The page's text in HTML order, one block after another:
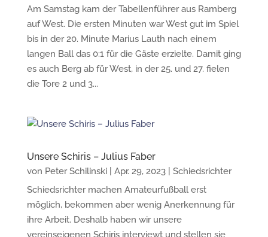
Am Samstag kam der Tabellenführer aus Ramberg
auf West. Die ersten Minuten war West gut im Spiel
bis in der 20. Minute Marius Lauth nach einem
langen Ball das 0:1 für die Gäste erzielte. Damit ging
es auch Berg ab für West, in der 25. und 27. fielen
die Tore 2 und 3...
Unsere Schiris – Julius Faber
von Peter Schilinski| Apr. 29, 2023| Schiedsrichter
Schiedsrichter machen Amateurfußball erst
möglich, bekommen aber wenig Anerkennung für
ihre Arbeit. Deshalb haben wir unsere
vereinseigenen Schiris interviewt und stellen sie